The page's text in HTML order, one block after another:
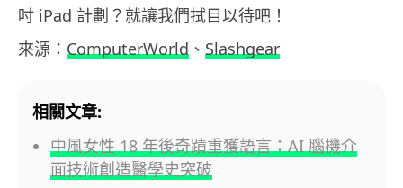
吋 iPad 計劃？就讓我們拭目以待吧！
來源： ComputerWorld 、 Slashgear
相關文章:
中風女性 18 年後奇蹟重獲語言：AI 腦機介
面技術創造醫學史突破